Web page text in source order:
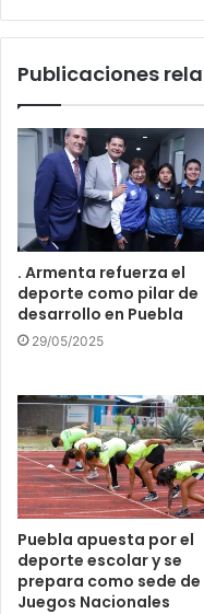
Publicaciones
. Armenta refuerza el
deporte como pilar de
desarrollo en Puebla
29/05/2025
Puebla apuesta por el
deporte escolar y se
prepara como sede de
Juegos Nacionales